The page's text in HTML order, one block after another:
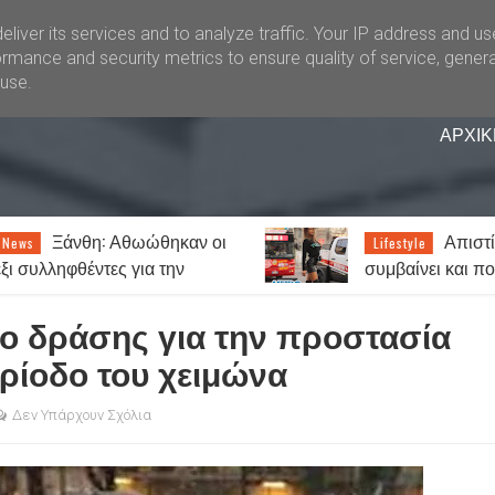
Αθωώθηκαν οι
για την
Lifestyle
Απιστία: Πόσο
συμβαίνει και ποιοι το
δράσης για την προστασία
του χειμώνα
Δεν Υπάρχουν Σχόλια
its services and to analyze traffic. Your IP address and
and security metrics to ensure quality of service,